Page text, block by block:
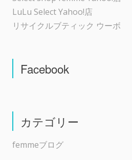
LuLu Select Yahoo!店
リサイクルブティック ウーボ
Facebook
カテゴリー
femmeブログ